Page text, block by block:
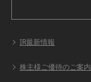
IR最新情報
株主様ご優待のご案内